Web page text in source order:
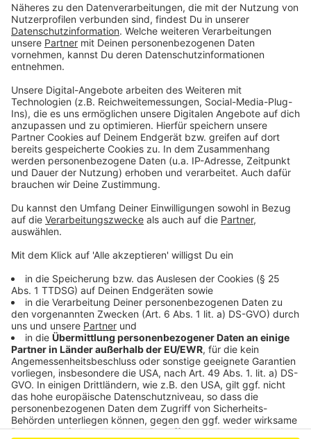
Anzeige
Per Post:formlos. Bitte beachten Sie den
Postweg (Dauer).
Die Briefwahlunterlagen können auch für eine
auswärtige Versandanschrift angefordert werden.
Denken Sie in diesem Fall bitte an den Postweg
(Dauer) die genaue Bezeichnung der
Unterkunft/den Namen des Wohnungsgebers und
die vollständige, auswärtige Adresse.
Persönlich im Rathaus:Dort können Sie die
Briefwahl ab Donnerstag, 17. September,
beantragen und direkt wählen. Das geht auch
ohne Wahlbenachrichtigung. Dafür wird jedoch der
Personalausweis oder der Reisepass benötigt.
Letzter möglicher Termin ist Freitag, 25.
September 18 Uhr.
Anzeige